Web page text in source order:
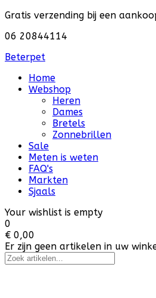
Gratis verzending bij een
06 20844114
Beterpet
Home
Webshop
Heren
Dames
Bretels
Zonnebrillen
Sale
Meten is weten
FAQ's
Markten
Sjaals
Your wishlist is empty
0
€ 0,00
Er zijn geen artikelen in uw